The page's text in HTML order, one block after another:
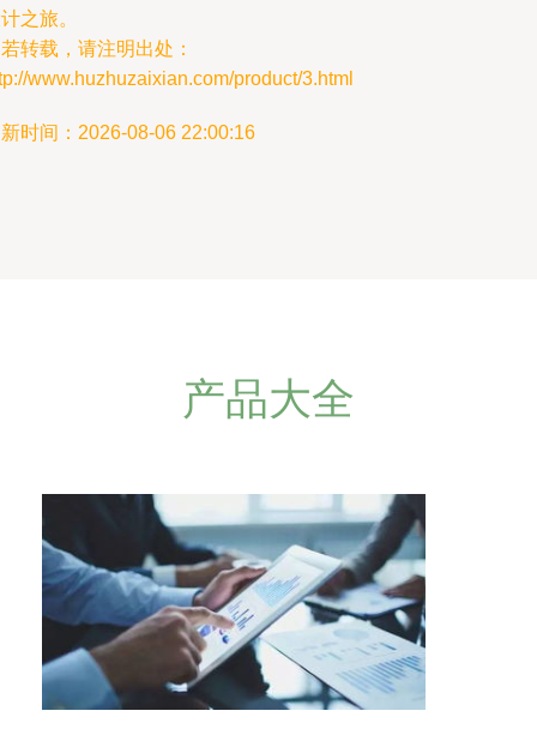
之旅。
转载，请注明出处：
www.huzhuzaixian.com/product/3.html
时间：2026-08-06 22:00:16
产品大全